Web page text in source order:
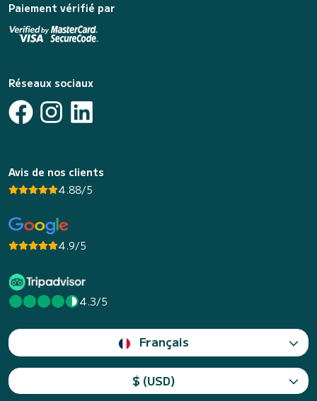
Paiement vérifié par
Réseaux sociaux
Avis de nos clients
4.88/5
4.9/5
4.3/5
Français
$ (USD)